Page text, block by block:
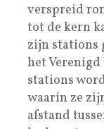
verspreid
tot de kern
zijn stations
het
stations
waarin ze
afstand